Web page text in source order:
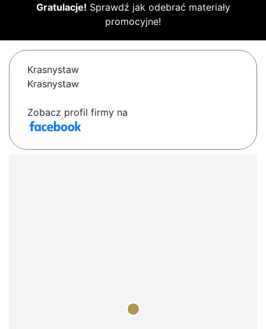
Gratulacje! Sprawdź jak odebrać materiały
promocyjne!
Krasnystaw
Krasnystaw
Zobacz profil firmy na